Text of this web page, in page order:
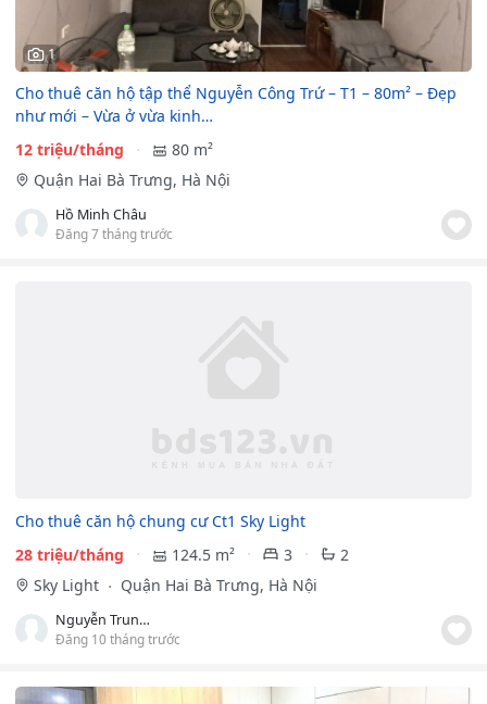
1
Cho thuê căn hộ tập thể Nguyễn Công Trứ – T1 – 80m² – Đẹp
như mới – Vừa ở vừa kinh…
12 triệu/tháng
80 m²
Quận Hai Bà Trưng, Hà Nội
Hồ Minh Châu
Đăng 7 tháng trước
Cho thuê căn hộ chung cư Ct1 Sky Light
28 triệu/tháng
124.5 m² 3
2
Sky Light
Quận Hai Bà Trưng, Hà Nội
Nguyễn Trung Hiếu
Đăng 10 tháng trước